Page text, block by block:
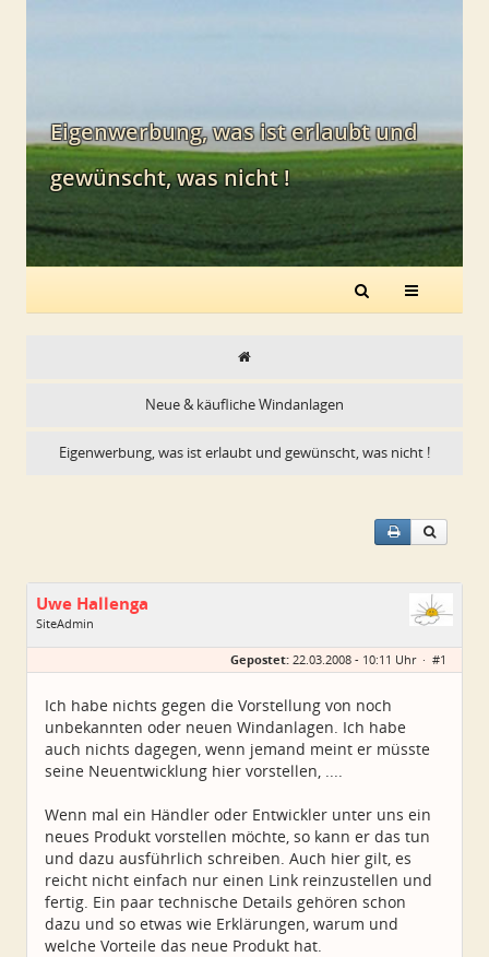
Eigenwerbung, was ist erlaubt und
gewünscht, was nicht !
Neue & käufliche Windanlagen
Eigenwerbung, was ist erlaubt und gewünscht, was nicht !
Uwe Hallenga
SiteAdmin
Geschlecht:
Homepage:
kleinwindanlagen.d…
Dabei seit:
03 / 2005
Gepostet: 22.03.2008 - 10:11 Uhr · #1
Ich habe nichts gegen die Vorstellung von noch
unbekannten oder neuen Windanlagen. Ich habe
auch nichts dagegen, wenn jemand meint er müsste
seine Neuentwicklung hier vorstellen, ....
Wenn mal ein Händler oder Entwickler unter uns ein
neues Produkt vorstellen möchte, so kann er das tun
und dazu ausführlich schreiben. Auch hier gilt, es
reicht nicht einfach nur einen Link reinzustellen und
fertig. Ein paar technische Details gehören schon
dazu und so etwas wie Erklärungen, warum und
welche Vorteile das neue Produkt hat.